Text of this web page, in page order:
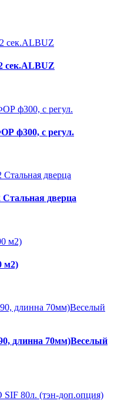
сек.ALBUZ
ф300, с регул.
дверца
м2)
длинна 70мм)Веселый